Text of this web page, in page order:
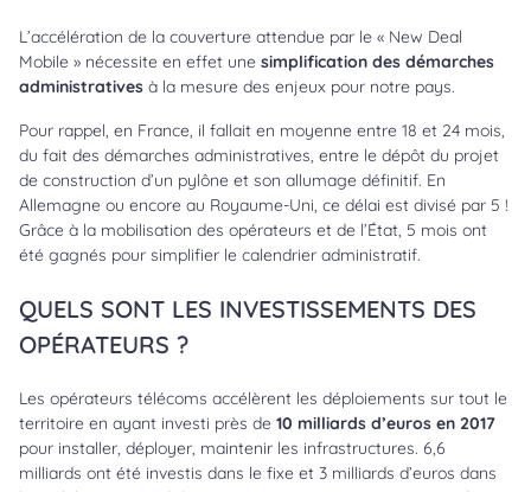
L’accélération de la couverture attendue par le « New Deal
Mobile » nécessite en effet une simplification des démarches
administratives à la mesure des enjeux pour notre pays.
Pour rappel, en France, il fallait en moyenne entre 18 et 24 mois,
du fait des démarches administratives, entre le dépôt du projet
de construction d’un pylône et son allumage définitif. En
Allemagne ou encore au Royaume-Uni, ce délai est divisé par 5 !
Grâce à la mobilisation des opérateurs et de l’État, 5 mois ont
été gagnés pour simplifier le calendrier administratif.
QUELS SONT LES INVESTISSEMENTS DES
OPÉRATEURS ?
Les opérateurs télécoms accélèrent les déploiements sur tout le
territoire en ayant investi près de 10 milliards d’euros en 2017
pour installer, déployer, maintenir les infrastructures. 6,6
milliards ont été investis dans le fixe et 3 milliards d’euros dans